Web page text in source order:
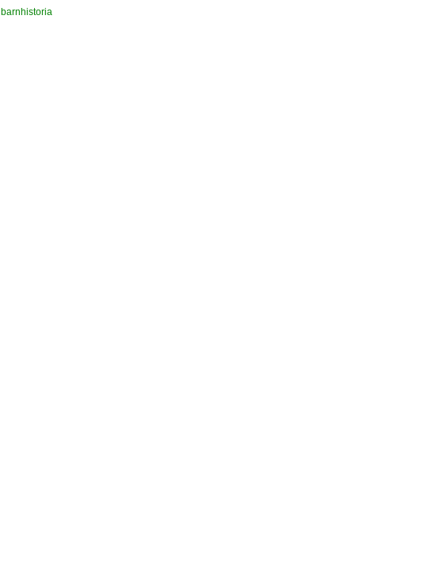
barnhistoria